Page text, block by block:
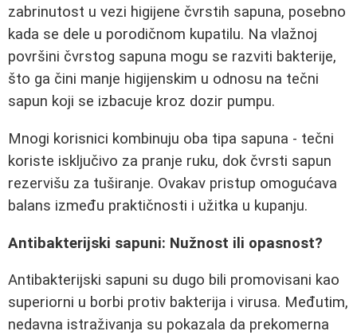
zabrinutost u vezi higijene čvrstih sapuna, posebno
kada se dele u porodičnom kupatilu. Na vlažnoj
površini čvrstog sapuna mogu se razviti bakterije,
što ga čini manje higijenskim u odnosu na tečni
sapun koji se izbacuje kroz dozir pumpu.
Mnogi korisnici kombinuju oba tipa sapuna - tečni
koriste isključivo za pranje ruku, dok čvrsti sapun
rezervišu za tuširanje. Ovakav pristup omogućava
balans između praktičnosti i užitka u kupanju.
Antibakterijski sapuni: Nužnost ili opasnost?
Antibakterijski sapuni su dugo bili promovisani kao
superiorni u borbi protiv bakterija i virusa. Međutim,
nedavna istraživanja su pokazala da prekomerna